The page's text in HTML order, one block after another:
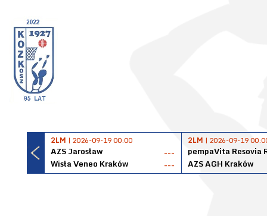
2LM | 2026-09-19 00:00
AZS Jarosław
---
Wisła Veneo Kraków
---
2LM | 2026-09-19
pempaVita Resovia
AZS AGH Kraków